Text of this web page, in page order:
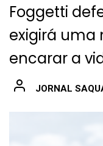
Foggetti
exigirá uma
encarar a
JORNAL